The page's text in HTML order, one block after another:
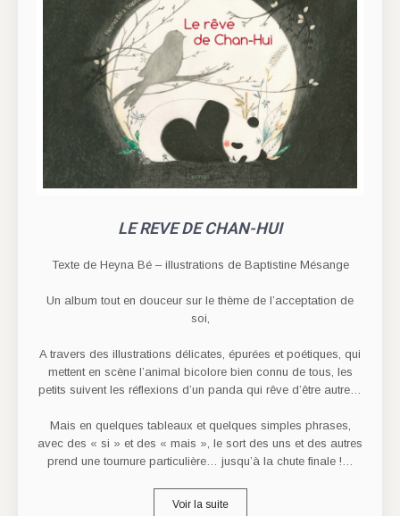
LE REVE DE CHAN-HUI
Texte de Heyna Bé – illustrations de Baptistine Mésange
Un album tout en douceur sur le thème de l’acceptation de
soi,
A travers des illustrations délicates, épurées et poétiques, qui
mettent en scène l’animal bicolore bien connu de tous, les
petits suivent les réflexions d’un panda qui rêve d’être autre…
Mais en quelques tableaux et quelques simples phrases,
avec des « si » et des « mais », le sort des uns et des autres
prend une tournure particulière… jusqu’à la chute finale !…
Voir la suite